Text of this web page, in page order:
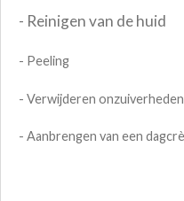
- Reinigen van de huid
- Peeling
- Verwijderen onzuiverheden
- Aanbrengen van een